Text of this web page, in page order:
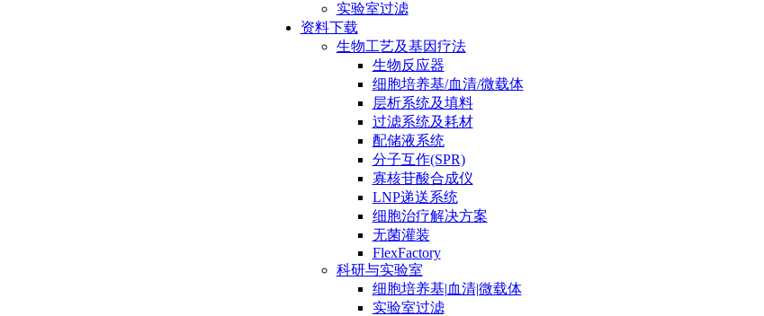
实验室过滤
资料下载
生物工艺及基因疗法
生物反应器
细胞培养基/血清/微载体
层析系统及填料
过滤系统及耗材
配储液系统
分子互作(SPR)
寡核苷酸合成仪
LNP递送系统
细胞治疗解决方案
无菌灌装
FlexFactory
科研与实验室
细胞培养基|血清|微载体
实验室过滤